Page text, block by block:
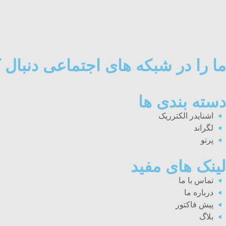
ما را در شبکه های اجتماعی دنبال
دسته بندی ها
اشنایدر الکترریک
لگراند
پرتو
لینک های مفید
تماس با ما
درباره ما
پیش فاکتور
بلاگ